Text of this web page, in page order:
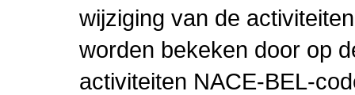
wijziging van de
worden bekeken door op
activiteiten NACE-BEL-